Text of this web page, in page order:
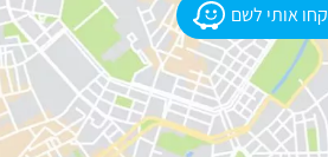
קחו אותי לשם